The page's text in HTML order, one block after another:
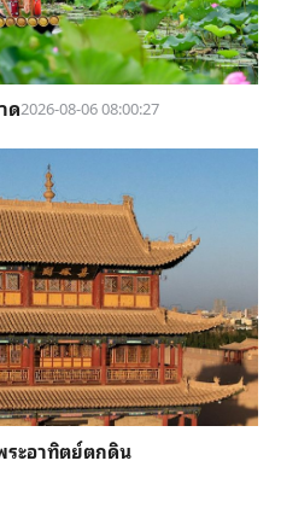
ด2026-08-06 08:00:27
ระอาทิตย์ตกดิน